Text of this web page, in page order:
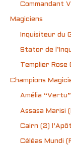
Commandant
Magiciens
Inquisiteur du
Stator de
Templier Rose
Champions
Amélia
Assasa Marisi
Cairn (2)
Céléas Mundi